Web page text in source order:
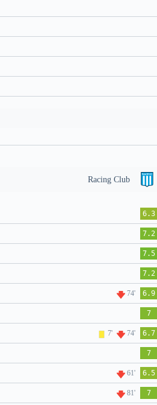
Racing Club
6.3
7.2
7.5
7.2
74' 6.9
7
7' 74' 6.7
7
61' 6.5
81' 7